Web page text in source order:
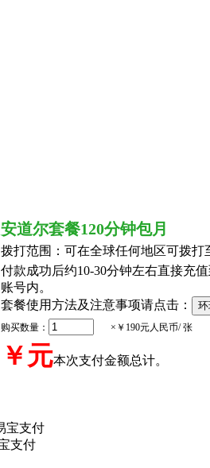
安道尔套餐120分钟包月
拨打范围： 可在全球任何地区可拨打
付款成功后约10-30分钟左右直接充
账号内。
套餐使用方法及注意事项请点击：
购买数量： ×￥190元人民币/ 张
￥元本次支付金额总计。